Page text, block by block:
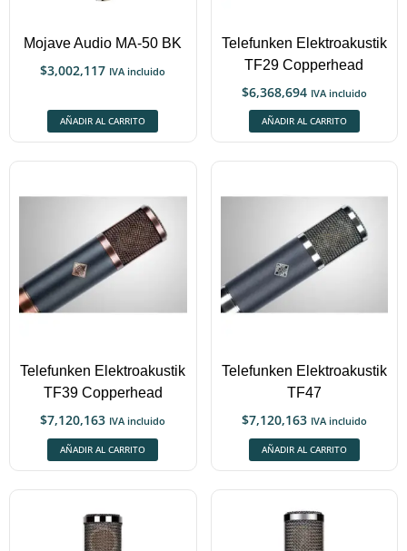
Mojave Audio MA-50 BK
$3,002,117 IVA incluido
AÑADIR AL CARRITO
Telefunken Elektroakustik
TF29 Copperhead
$6,368,694 IVA incluido
AÑADIR AL CARRITO
Telefunken Elektroakustik
TF39 Copperhead
$7,120,163 IVA incluido
AÑADIR AL CARRITO
Telefunken Elektroakustik
TF47
$7,120,163 IVA incluido
AÑADIR AL CARRITO